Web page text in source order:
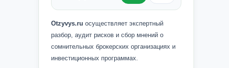
Otzyvys.ru осуществляет экспертный
разбор, аудит рисков и сбор мнений о
сомнительных брокерских организациях и
инвестиционных программах.